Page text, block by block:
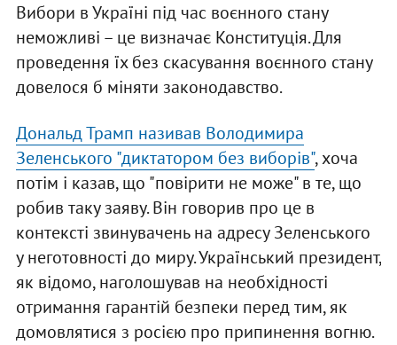
Вибори в Україні під час воєнного стану
неможливі – це визначає Конституція. Для
проведення їх без скасування воєнного стану
довелося б міняти законодавство.
Дональд Трамп називав Володимира
Зеленського "диктатором без виборів", хоча
потім і казав, що "повірити не може" в те, що
робив таку заяву. Він говорив про це в
контексті звинувачень на адресу Зеленського
у неготовності до миру. Український президент,
як відомо, наголошував на необхідності
отримання гарантій безпеки перед тим, як
домовлятися з росією про припинення вогню.